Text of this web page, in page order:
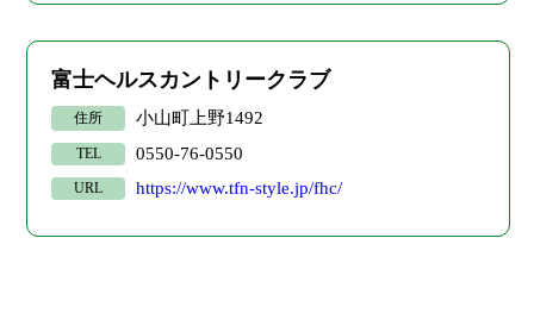
富士ヘルスカントリークラブ
住所 小山町上野1492
TEL 0550-76-0550
URL https://www.tfn-style.jp/fhc/